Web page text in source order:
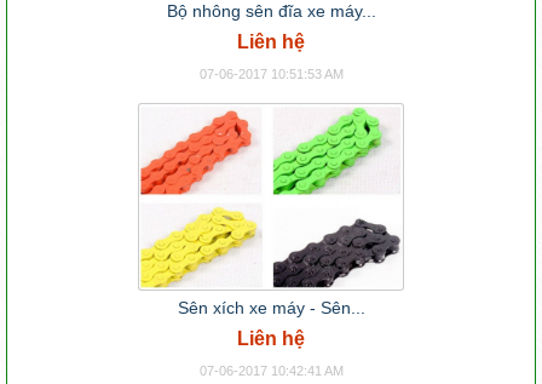
Bộ nhông sên đĩa xe máy...
Liên hệ
07-06-2017 10:51:53 AM
Sên xích xe máy - Sên...
Liên hệ
07-06-2017 10:42:41 AM